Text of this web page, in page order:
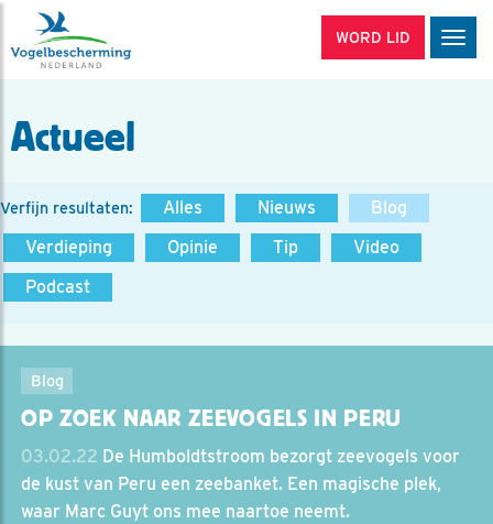
WORD LID
Actueel
Verfijn resultaten: Alles Nieuws
Blog
Verdieping
Opinie Tip
Video
Podcast
Blog
OP ZOEK NAAR ZEEVOGELS IN PERU
03.02.22 De Humboldtstroom bezorgt zeevogels voor
de kust van Peru een zeebanket. Een magische plek,
waar Marc Guyt ons mee naartoe neemt.